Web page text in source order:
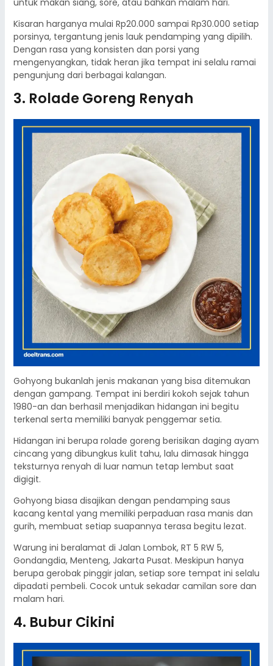
untuk makan siang, sore, atau bahkan malam hari.
Kisaran harganya mulai Rp20.000 sampai Rp30.000 setiap
porsinya, tergantung jenis lauk pendamping yang dipilih.
Dengan rasa yang konsisten dan porsi yang
mengenyangkan, tidak heran jika tempat ini selalu ramai
pengunjung dari berbagai kalangan.
3. Rolade Goreng Renyah
Gohyong bukanlah jenis makanan yang bisa ditemukan
dengan gampang. Tempat ini berdiri kokoh sejak tahun
1980-an dan berhasil menjadikan hidangan ini begitu
terkenal serta memiliki banyak penggemar setia.
Hidangan ini berupa rolade goreng berisikan daging ayam
cincang yang dibungkus kulit tahu, lalu dimasak hingga
teksturnya renyah di luar namun tetap lembut saat
digigit.
Gohyong biasa disajikan dengan pendamping saus
kacang kental yang memiliki perpaduan rasa manis dan
gurih, membuat setiap suapannya terasa begitu lezat.
Warung ini beralamat di Jalan Lombok, RT 5 RW 5,
Gondangdia, Menteng, Jakarta Pusat. Meskipun hanya
berupa gerobak pinggir jalan, setiap sore tempat ini selalu
dipadati pembeli. Cocok untuk sekadar camilan sore dan
malam hari.
4. Bubur Cikini